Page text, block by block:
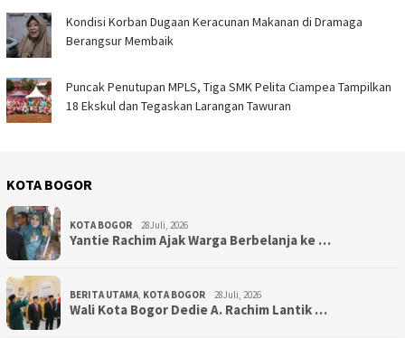
‎Kondisi Korban Dugaan Keracunan Makanan di Dramaga
Berangsur Membaik ‎
Puncak Penutupan MPLS, Tiga SMK Pelita Ciampea Tampilkan
18 Ekskul dan Tegaskan Larangan Tawuran ‎ ‎
KOTA BOGOR
KOTA BOGOR 28Juli, 2026
‎Yantie Rachim Ajak Warga Berbelanja ke …
BERITA UTAMA, KOTA BOGOR 28Juli, 2026
‎Wali Kota Bogor Dedie A. Rachim Lantik …